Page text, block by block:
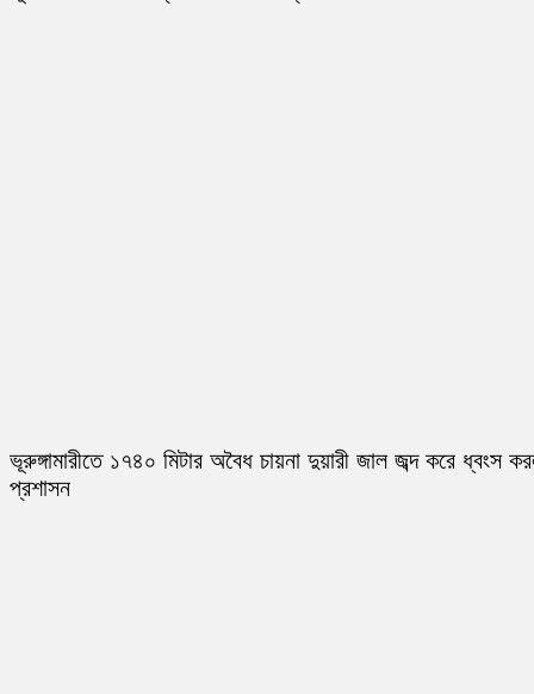
ভূরুঙ্গামারীতে ১৭৪০ মিটার অবৈধ চায়না দুয়ারী জাল জব্দ করে ধ্বংস
প্রশাসন